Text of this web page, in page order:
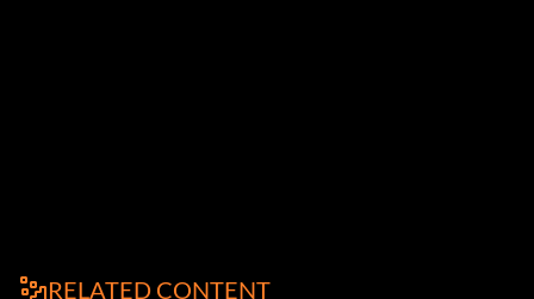
RELATED CONTENT